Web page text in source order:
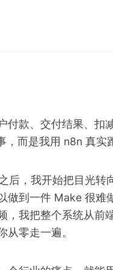
付款、交付结果、扣
而是我用 n8n 真实
后，我开始把目光
做到一件 Make 很难
我把整个系统从前
零走一遍。